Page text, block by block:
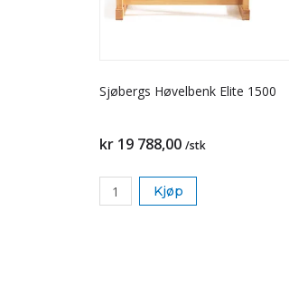
Sjøbergs Høvelbenk Elite 1500
kr 19 788,00 /stk
Kjøp